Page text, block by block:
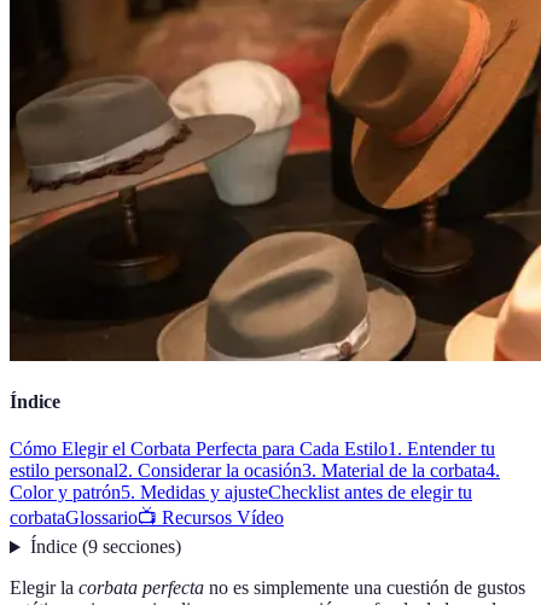
Índice
Cómo Elegir el Corbata Perfecta para Cada Estilo1. Entender tu
estilo personal2. Considerar la ocasión3. Material de la corbata4.
Color y patrón5. Medidas y ajusteChecklist antes de elegir tu
corbataGlossario📺 Recursos Vídeo
Índice(9 secciones)
Elegir la corbata perfecta no es simplemente una cuestión de gustos